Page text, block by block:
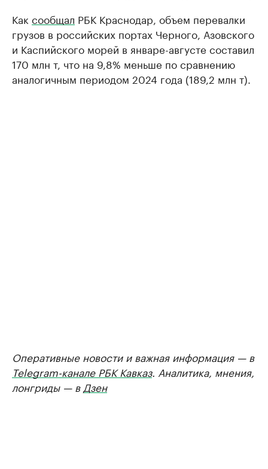
Как сообщал РБК Краснодар, объем перевалки
грузов в российских портах Черного, Азовского
и Каспийского морей в январе-августе составил
170 млн т, что на 9,8% меньше по сравнению
аналогичным периодом 2024 года (189,2 млн т).
Оперативные новости и важная информация — в
Telegram-канале РБК Кавказ. Аналитика, мнения,
лонгриды — в Дзен